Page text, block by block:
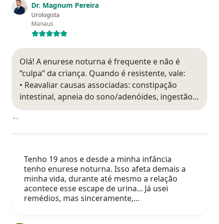
Dr. Magnum Pereira
Urologista
Manaus
Olá! A enurese noturna é frequente e não é
“culpa” da criança. Quando é resistente, vale:
• Reavaliar causas associadas: constipação
intestinal, apneia do sono/adenóides, ingestão…
Tenho 19 anos e desde a minha infância
tenho enurese noturna. Isso afeta demais a
minha vida, durante até mesmo a relação
acontece esse escape de urina... Já usei
remédios, mas sinceramente,…